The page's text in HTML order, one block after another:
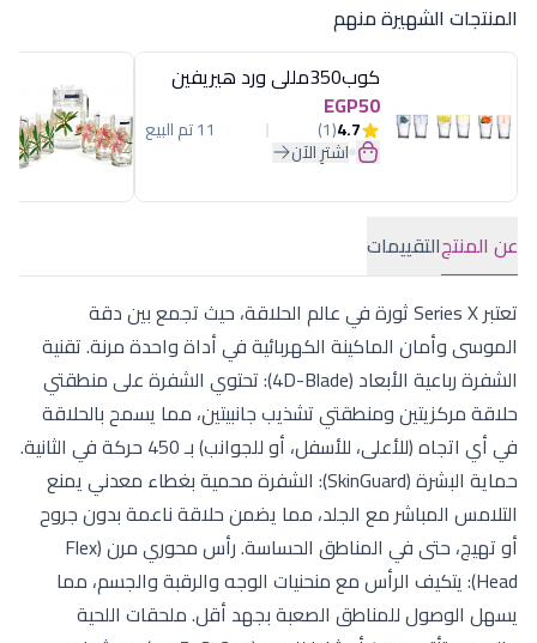
المنتجات الشهيرة منهم
كوب350مللى ورد هيريفين
EGP50
4.7
(1) 11 تم البيع
اشترِ الآن
عن المنتجالتقييمات
تعتبر Series X ثورة في عالم الحلاقة، حيث تجمع بين دقة
الموسى وأمان الماكينة الكهربائية في أداة واحدة مرنة. تقنية
الشفرة رباعية الأبعاد (4D-Blade): تحتوي الشفرة على منطقتي
حلاقة مركزيتين ومنطقتي تشذيب جانبيتين، مما يسمح بالحلاقة
في أي اتجاه (للأعلى، للأسفل، أو للجوانب) بـ 450 حركة في الثانية.
حماية البشرة (SkinGuard): الشفرة محمية بغطاء معدني يمنع
التلامس المباشر مع الجلد، مما يضمن حلاقة ناعمة بدون جروح
أو تهيج، حتى في المناطق الحساسة. رأس محوري مرن (Flex
Head): يتكيف الرأس مع منحنيات الوجه والرقبة والجسم، مما
يسهل الوصول للمناطق الصعبة بجهد أقل. ملحقات اللحية